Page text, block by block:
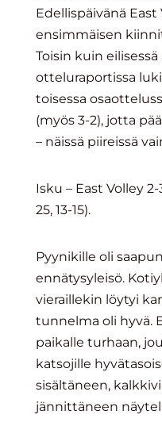
Edellispäivänä
ensimmäisen
Toisin kuin
otteluraportissa
toisessa
(myös 3-2), jotta
– näissä piireissä
Isku – East Volley 2-
25, 13-15).
Pyynikille oli
ennätysyleisö.
vieraillekin löytyi
tunnelma oli hyvä.
paikalle turhaan,
katsojille
sisältäneen,
jännittäneen